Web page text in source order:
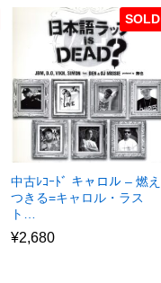
SOLD
中古ﾚｺｰﾄﾞ キャロル – 燃え
つきる=キャロル・ラス
ト…
¥2,680